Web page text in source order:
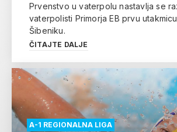
Prvenstvo u vaterpolu nastavlja se
vaterpolisti Primorja EB prvu
Šibeniku.
ČITAJTE DALJE
A-1 REGIONALNA LIGA